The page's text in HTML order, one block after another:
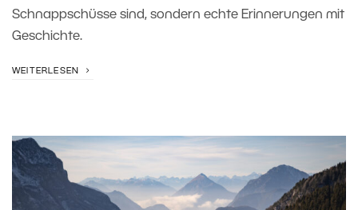
Schnappschüsse sind, sondern echte Erinnerungen mit
Geschichte.
WEITERLESEN